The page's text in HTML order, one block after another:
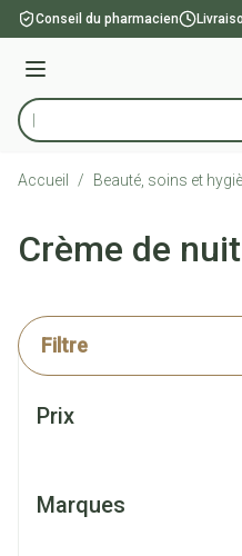
Aller au contenu
Conseil du pharmacien
Menu
Rechercher
Accueil / Beauté, soins et
Crème de nuit
Filtre
Prix
Marques